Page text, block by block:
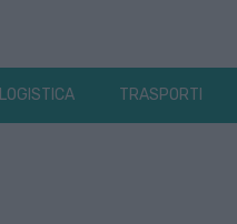
LOGISTICA TRASPORTI